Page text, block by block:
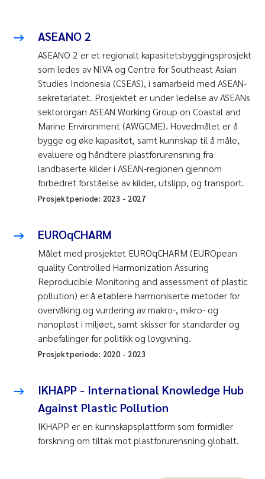
ASEANO 2
ASEANO 2 er et regionalt kapasitetsbyggingsprosjekt
som ledes av NIVA og Centre for Southeast Asian
Studies Indonesia (CSEAS), i samarbeid med ASEAN-
sekretariatet. Prosjektet er under ledelse av ASEANs
sektororgan ASEAN Working Group on Coastal and
Marine Environment (AWGCME). Hovedmålet er å
bygge og øke kapasitet, samt kunnskap til å måle,
evaluere og håndtere plastforurensning fra
landbaserte kilder i ASEAN-regionen gjennom
forbedret forståelse av kilder, utslipp, og transport.
Prosjektperiode: 2023 - 2027
EUROqCHARM
Målet med prosjektet EUROqCHARM (EUROpean
quality Controlled Harmonization Assuring
Reproducible Monitoring and assessment of plastic
pollution) er å etablere harmoniserte metoder for
overvåking og vurdering av makro-, mikro- og
nanoplast i miljøet, samt skisser for standarder og
anbefalinger for politikk og lovgivning.
Prosjektperiode: 2020- 2023
IKHAPP - International Knowledge Hub
Against Plastic Pollution
IKHAPP er en kunnskapsplattform som formidler
forskning om tiltak mot plastforurensning globalt.